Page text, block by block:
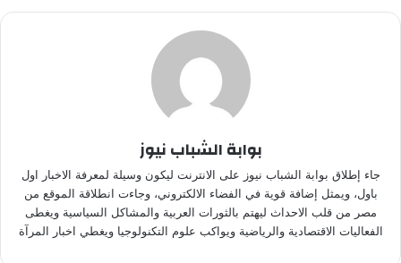
بوابة الشباب نيوز
جاء إطلاق بوابة الشباب نيوز على الانترنت ليكون وسيلة لمعرفة الاخبار اول
باول، ويمثل إضافة قوية في الفضاء الالكتروني، وجاءت انطلاقة الموقع من
مصر من قلب الاحداث ليهتم بالثورات العربية والمشاكل السياسية ويغطى
الفعاليات الاقتصادية والرياضية ويواكب علوم التكنولوجيا ويغطي اخبار المرآة